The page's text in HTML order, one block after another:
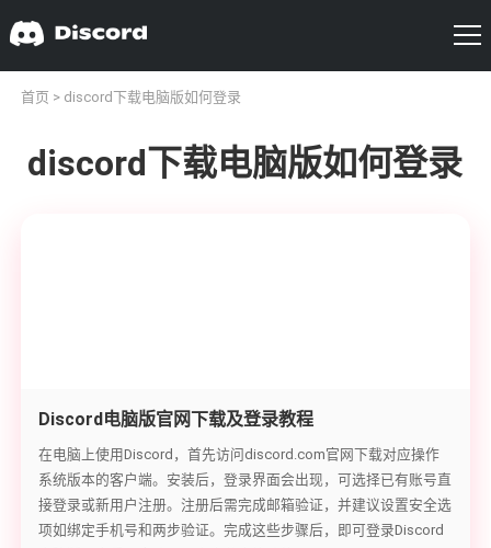
首页 > discord下载电脑版如何登录
discord下载电脑版如何登录
Discord电脑版官网下载及登录教程
在电脑上使用Discord，首先访问discord.com官网下载对应操作
系统版本的客户端。安装后，登录界面会出现，可选择已有账号直
接登录或新用户注册。注册后需完成邮箱验证，并建议设置安全选
项如绑定手机号和两步验证。完成这些步骤后，即可登录Discord